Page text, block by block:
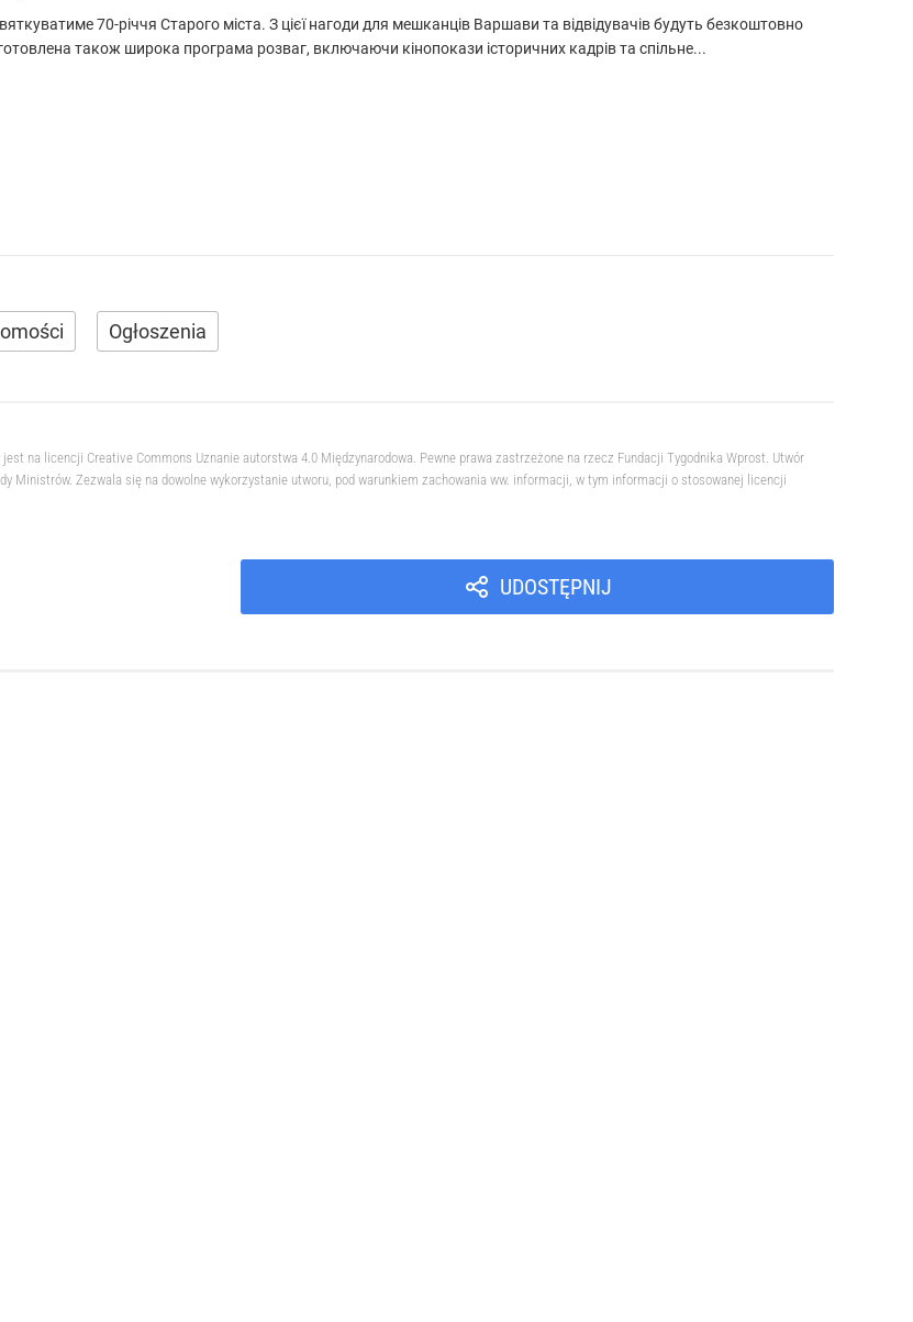
70-річчя Старого міста. З цієї нагоди для мешканців Варшави та відвідувачів будуть безкоштовно
також широка програма розваг, включаючи кінопокази історичних кадрів та спільне...
Ogłoszenia
na licencji Creative Commons Uznanie autorstwa 4.0 Międzynarodowa. Pewne prawa zastrzeżone na rzecz Fundacji Tygodnika Wprost. Utwór
Ministrów. Zezwala się na dowolne wykorzystanie utworu, pod warunkiem zachowania ww. informacji, w tym informacji o stosowanej licencji
UDOSTĘPNIJ